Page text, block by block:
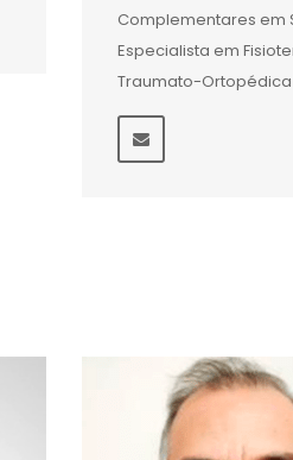
Complementares em
Especialista em
Traumato-Ortopédica